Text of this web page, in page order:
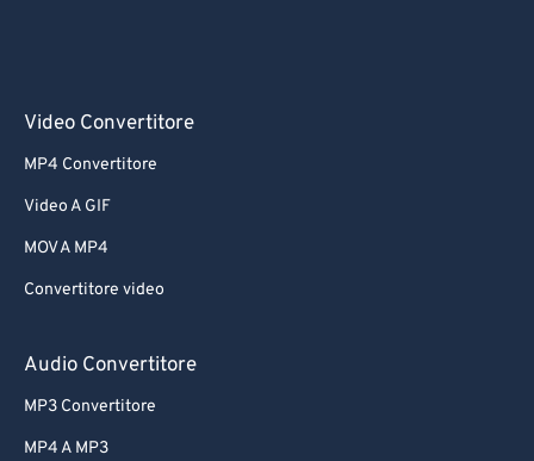
Video Convertitore
MP4 Convertitore
Video A GIF
MOV A MP4
Convertitore video
Audio Convertitore
MP3 Convertitore
MP4 A MP3